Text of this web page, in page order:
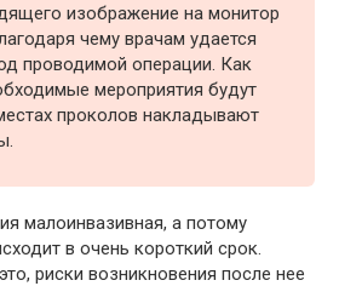
изображение на монитор
чему врачам удается
проводимой операции. Как
мероприятия будут
проколов накладывают
малоинвазивная, а потому
в очень короткий срок.
риски возникновения после нее